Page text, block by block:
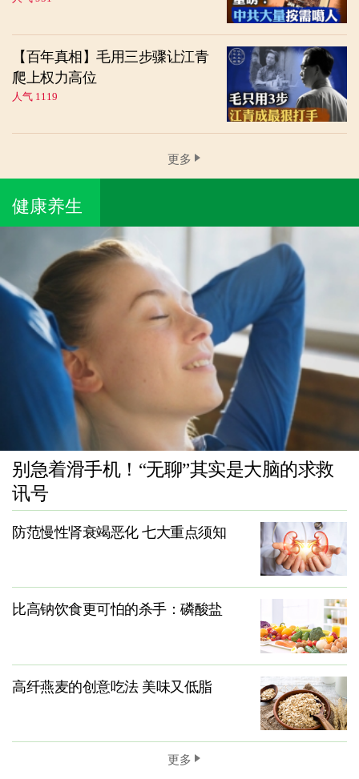
【百年真相】毛用三步骤让江青
爬上权力高位
人气 1119
更多
健康养生
别急着滑手机！“无聊”其实是大脑的求救
讯号
防范慢性肾衰竭恶化 七大重点须知
比高钠饮食更可怕的杀手：磷酸盐
高纤燕麦的创意吃法 美味又低脂
更多